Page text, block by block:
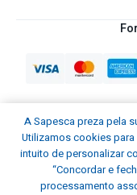
Comprimento: 365
Altura: 197 mm
Cód. de Barras:
transportar
Praticidade e
A Sapesca preza pela
Utilizamos cookies
intuito de personalizar
“Concordar e
processamento